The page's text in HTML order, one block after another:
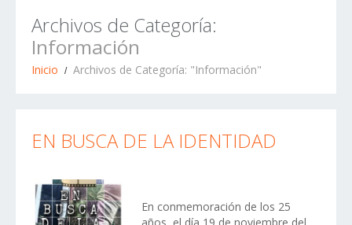
Archivos de Categoría:
Información
Inicio Archivos de Categoría: "Información"
EN BUSCA DE LA IDENTIDAD
En conmemoración de los 25
años, el día 19 de noviembre del